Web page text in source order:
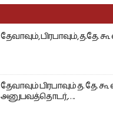
தேவாவும், பிரபாவும், த.தே.
தேவாவும் பிரபாவும் த. தே. கூ
அனுபவத்தொடர்,….